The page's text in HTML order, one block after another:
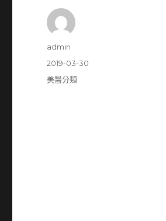
作
admin
發
佈
2019-03-30
分
美醫分類